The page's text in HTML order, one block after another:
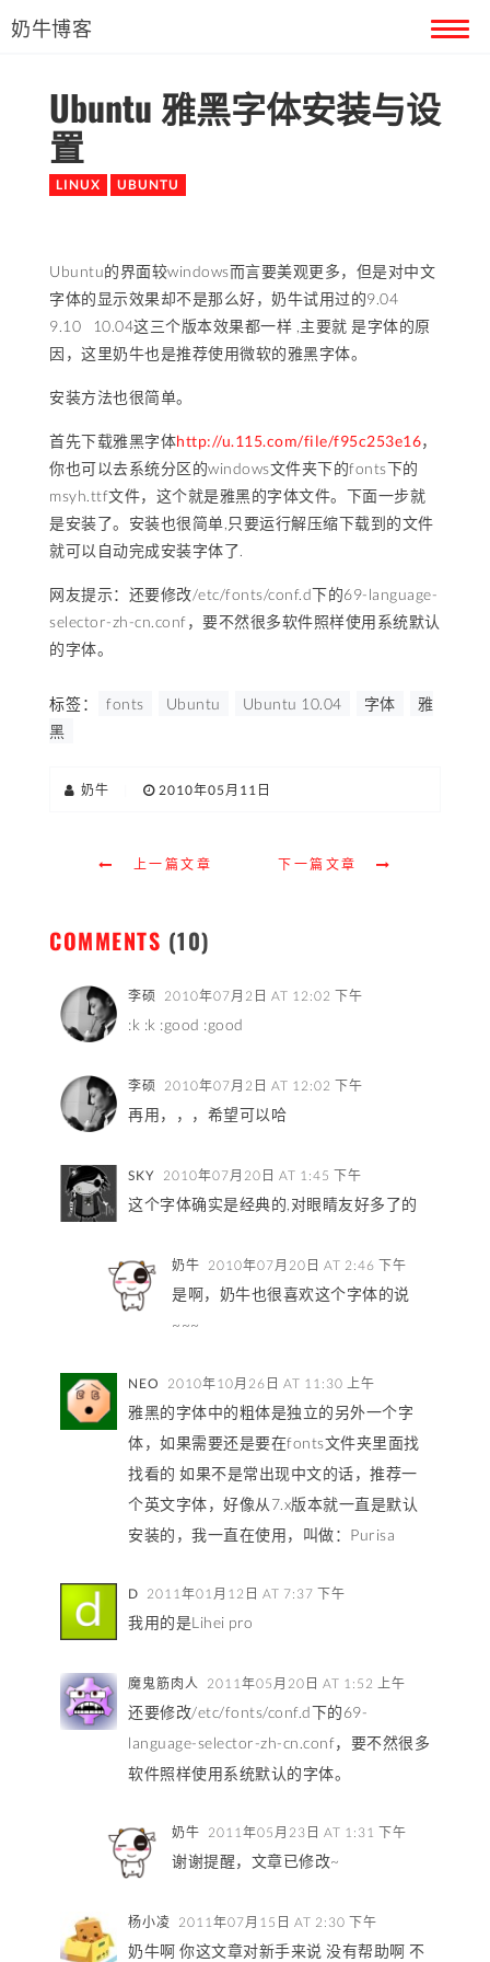
奶牛博客
首页
Ubuntu 雅黑字体安装与设
置
LINUX UBUNTU
Ubuntu的界面较windows而言要美观更多，但是对中文
字体的显示效果却不是那么好，奶牛试用过的9.04
9.10 10.04这三个版本效果都一样 ,主要就 是字体的原
因，这里奶牛也是推荐使用微软的雅黑字体。
安装方法也很简单。
首先下载雅黑字体http://u.115.com/file/f95c253e16，
你也可以去系统分区的windows文件夹下的fonts下的
msyh.ttf文件，这个就是雅黑的字体文件。下面一步就
是安装了。安装也很简单,只要运行解压缩下载到的文件
就可以自动完成安装字体了.
网友提示：还要修改/etc/fonts/conf.d下的69-language-
selector-zh-cn.conf，要不然很多软件照样使用系统默认
的字体。
标签： fonts Ubuntu Ubuntu 10.04 字体
雅
黑
奶牛 2010年05月11日
上一篇文章 下一篇文章
COMMENTS (10)
李硕 2010年07月2日 AT 12:02 下午
:k :k :good :good
李硕 2010年07月2日 AT 12:02 下午
再用，，，希望可以哈
SKY 2010年07月20日 AT 1:45 下午
这个字体确实是经典的,对眼睛友好多了的
奶牛 2010年07月20日 AT 2:46 下午
是啊，奶牛也很喜欢这个字体的说
~~~
NEO 2010年10月26日 AT 11:30 上午
雅黑的字体中的粗体是独立的另外一个字
体，如果需要还是要在fonts文件夹里面找
找看的 如果不是常出现中文的话，推荐一
个英文字体，好像从7.x版本就一直是默认
安装的，我一直在使用，叫做：Purisa
D 2011年01月12日 AT 7:37 下午
我用的是Lihei pro
魔鬼筋肉人 2011年05月20日 AT 1:52 上午
还要修改/etc/fonts/conf.d下的69-
language-selector-zh-cn.conf，要不然很多
软件照样使用系统默认的字体。
奶牛 2011年05月23日 AT 1:31 下午
谢谢提醒，文章已修改~
杨小凌 2011年07月15日 AT 2:30 下午
奶牛啊 你这文章对新手来说 没有帮助啊 不